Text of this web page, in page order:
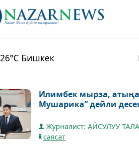
26°C Бишкек
Илимбек мырза,
Мушарика” дейли
Журналист: АЙСУЛУУ
саясат